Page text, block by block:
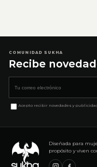
COMUNIDAD SUKHA
Recibe
Acepto recibir novedades y
Diseñada para
propósito y viven